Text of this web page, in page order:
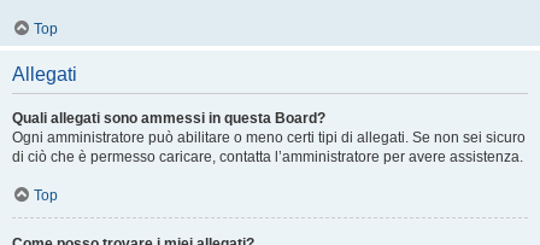
Top
Allegati
Quali allegati sono ammessi in questa Board?
Ogni amministratore può abilitare o meno certi tipi di allegati. Se non sei sicuro
di ciò che è permesso caricare, contatta l’amministratore per avere assistenza.
Top